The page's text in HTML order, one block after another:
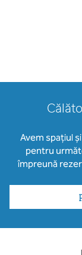
Avem spațiul
pentru
împreună